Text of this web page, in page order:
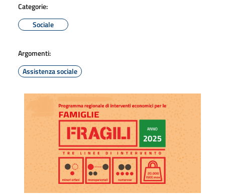
Categorie:
Sociale
Argomenti:
Assistenza sociale